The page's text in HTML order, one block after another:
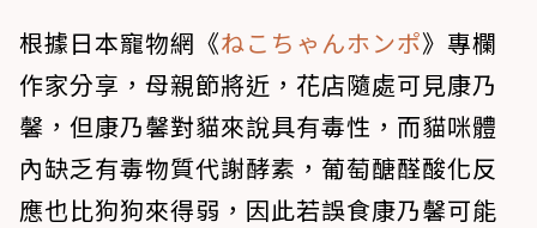
根據日本寵物網《ねこちゃんホンポ》專欄
作家分享，母親節將近，花店隨處可見康乃
馨，但康乃馨對貓來說具有毒性，而貓咪體
內缺乏有毒物質代謝酵素，葡萄醣醛酸化反
應也比狗狗來得弱，因此若誤食康乃馨可能